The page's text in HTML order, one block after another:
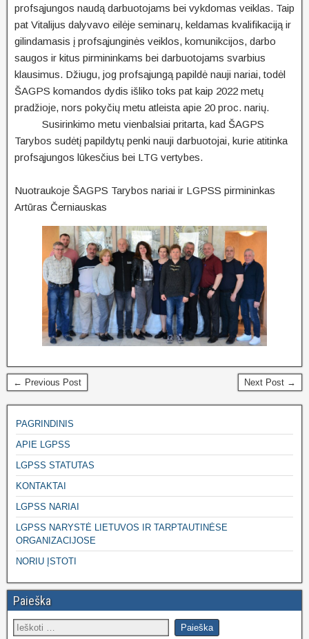
profsąjungos naudą darbuotojams bei vykdomas veiklas. Taip
pat Vitalijus dalyvavo eilėje seminarų, keldamas kvalifikaciją ir
gilindamasis į profsąjunginės veiklos, komunikcijos, darbo
saugos ir kitus pirmininkams bei darbuotojams svarbius
klausimus. Džiugu, jog profsąjungą papildė nauji nariai, todėl
ŠAGPS komandos dydis išliko toks pat kaip 2022 metų
pradžioje, nors pokyčių metu atleista apie 20 proc. narių.
Susirinkimo metu vienbalsiai pritarta, kad ŠAGPS
Tarybos sudėtį papildytų penki nauji darbuotojai, kurie atitinka
profsąjungos lūkesčius bei LTG vertybes.
Nuotraukoje ŠAGPS Tarybos nariai ir LGPSS pirmininkas
Artūras Černiauskas
← Previous Post Next Post →
PAGRINDINIS
APIE LGPSS
LGPSS STATUTAS
KONTAKTAI
LGPSS NARIAI
LGPSS NARYSTĖ LIETUVOS IR TARPTAUTINĖSE
ORGANIZACIJOSE
NORIU ĮSTOTI
Paieška